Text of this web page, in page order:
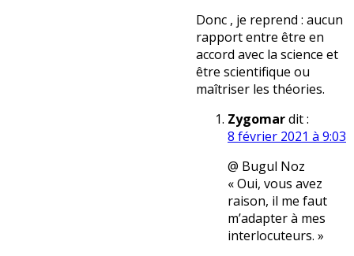
Donc , je reprend : aucun
rapport entre être en
accord avec la science et
être scientifique ou
maîtriser les théories.
Zygomardit :
8 février 2021 à 9:03
@ Bugul Noz
« Oui, vous avez
raison, il me faut
m’adapter à mes
interlocuteurs. »